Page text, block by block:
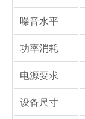
噪音水平
功率消耗
电源要求
设备尺寸